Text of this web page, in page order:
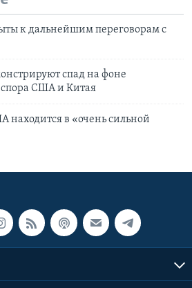
к дальнейшим переговорам с
спад на фоне
спора США и Китая
в «очень сильной